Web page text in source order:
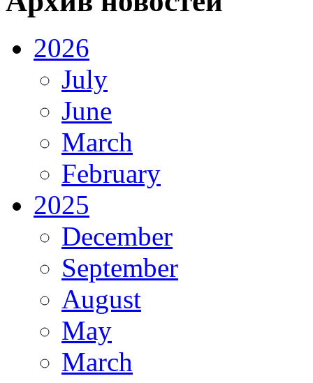
2026
July
June
March
February
2025
December
September
August
May
March